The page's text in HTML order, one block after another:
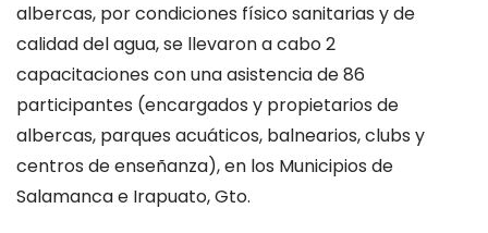
albercas, por condiciones físico sanitarias y de
calidad del agua, se llevaron a cabo 2
capacitaciones con una asistencia de 86
participantes (encargados y propietarios de
albercas, parques acuáticos, balnearios, clubs y
centros de enseñanza), en los Municipios de
Salamanca e Irapuato, Gto.